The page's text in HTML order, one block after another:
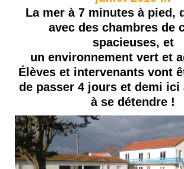
La mer à 7 minutes à pied,
avec des chambres de
spacieuses, et
un environnement vert et
Élèves et intervenants vont
de passer 4 jours et demi ici
à se détendre !